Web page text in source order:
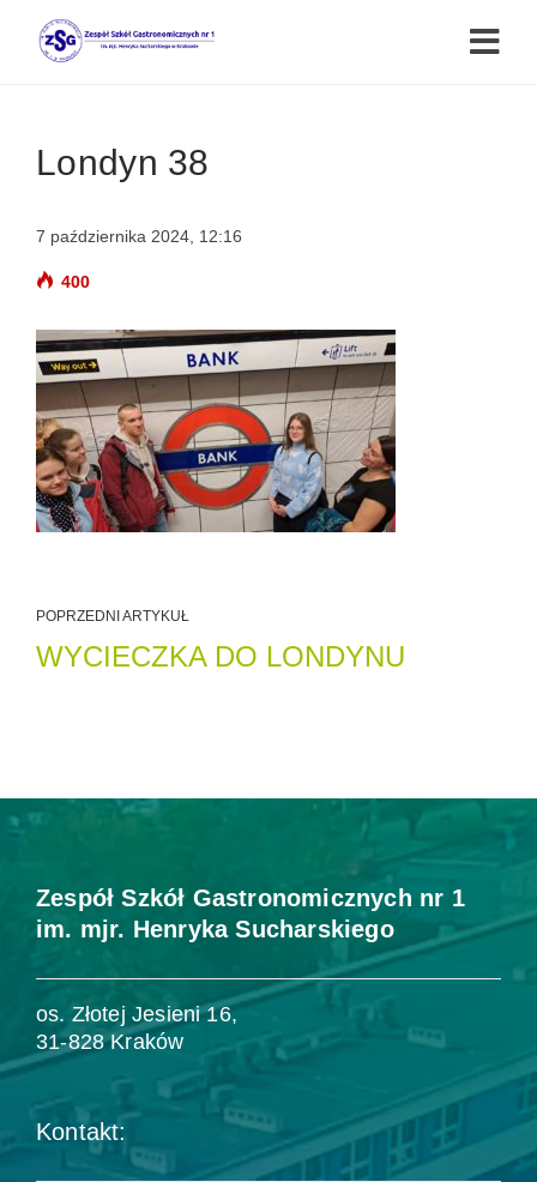
Londyn 38
7 października 2024, 12:16
400
POPRZEDNI ARTYKUŁ
WYCIECZKA DO LONDYNU
Zespół Szkół Gastronomicznych nr 1
im. mjr. Henryka Sucharskiego
os. Złotej Jesieni 16,
31-828 Kraków
Kontakt: